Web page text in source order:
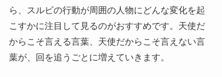
ら、スルビの行動が周囲の人物にどんな変化を起
こすかに注目して見るのがおすすめです。天使だ
からこそ言える言葉、天使だからこそ言えない言
葉が、回を追うごとに増えていきます。